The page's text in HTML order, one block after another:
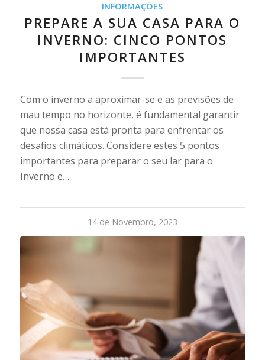
INFORMAÇÕES
PREPARE A SUA CASA PARA O
INVERNO: CINCO PONTOS
IMPORTANTES
Com o inverno a aproximar-se e as previsões de
mau tempo no horizonte, é fundamental garantir
que nossa casa está pronta para enfrentar os
desafios climáticos. Considere estes 5 pontos
importantes para preparar o seu lar para o
Inverno e…
14 de Novembro, 2023